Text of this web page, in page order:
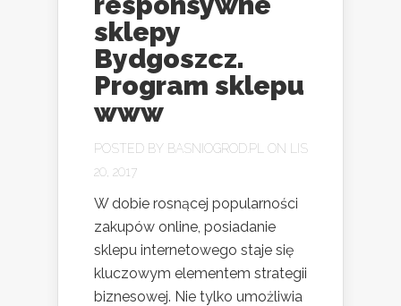
sklepy
Bydgoszcz.
Program sklepu
www
POSTED BY BASNIOGROD.PL
ON LIS
20, 2017
W dobie rosnącej popularności
zakupów online, posiadanie
sklepu internetowego staje się
kluczowym elementem strategii
biznesowej. Nie tylko umożliwia